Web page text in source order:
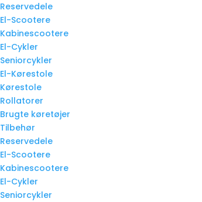
Reservedele
El-Scootere
Kabinescootere
El-Cykler
Seniorcykler
El-Kørestole
Kørestole
Rollatorer
Brugte køretøjer
Tilbehør
Reservedele
El-Scootere
Kabinescootere
El-Cykler
Seniorcykler